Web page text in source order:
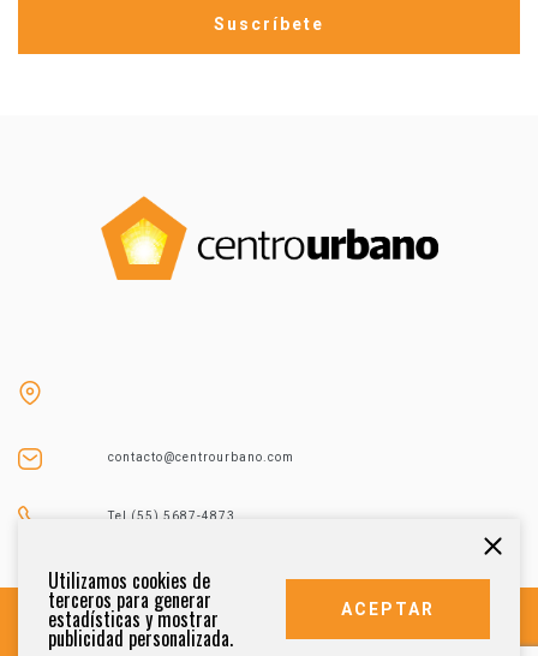
contacto@centrourbano.com
Tel (55) 5687-4873
Utilizamos cookies de
terceros para generar
estadísticas y mostrar
publicidad personalizada.
ACEPTAR